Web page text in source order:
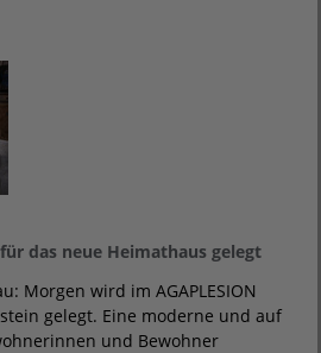
das neue Heimathaus gelegt
Morgen wird im AGAPLESION
gelegt. Eine moderne und auf
und Bewohner